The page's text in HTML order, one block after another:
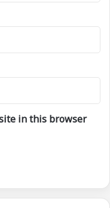
in this browser